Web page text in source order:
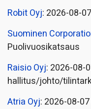
Robit Oyj: 2026-08-
Suominen
Puolivuosikatsaus
Raisio Oyj: 2026-08-
hallitus/johto/
Atria Oyj: 2026-08-